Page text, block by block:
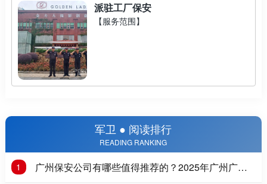
派驻工厂保安
【服务范围】
军卫 ● 阅读排行
READING RANKING
1
广州保安公司有哪些值得推荐的？2025年广州广州